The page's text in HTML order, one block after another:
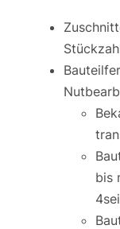
bis